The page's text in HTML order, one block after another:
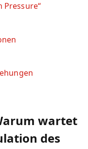
Pressure“
wartet
des